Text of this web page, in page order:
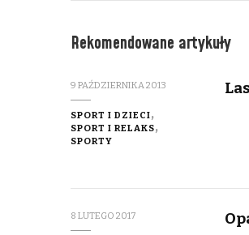
Rekomendowane artykuły
9 PAŹDZIERNIKA 2013
SPORT I DZIECI
SPORT I RELAKS
SPORTY
8 LUTEGO 2017